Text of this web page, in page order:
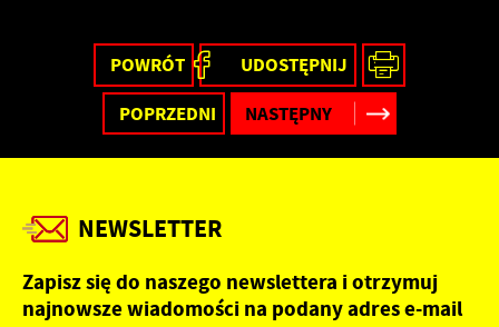
POWRÓT
UDOSTĘPNIJ
POPRZEDNI
NASTĘPNY
NEWSLETTER
Zapisz się do naszego newslettera i otrzymuj
najnowsze wiadomości na podany adres e-mail
mogą pojawić się na stronach podmiotów trzecich lub firm
będących naszymi partnerami oraz innych dostawców
usług. Firmy te działają w charakterze pośredników
prezentujących nasze treści w postaci wiadomości, ofert,
komunikatów mediów społecznościowych.